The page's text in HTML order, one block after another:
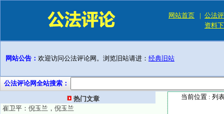
网站首页 | 公法
资料
网站公告： 欢迎访问公法评论网。浏览旧站请进： 经典旧站
公法评论网全站搜索：
热门文章
崔卫平：倪玉兰，倪玉兰
当前位置 : 列